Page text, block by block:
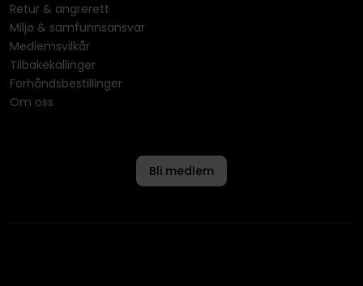
Retur & angrerett
Miljø & samfunnsansvar
Medlemsvilkår
Tilbakekallinger
Forhåndsbestillinger
Om oss
Bli medlem